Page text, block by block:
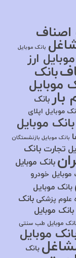
اصناف
بانک موبایل
ارز
بانک
موبایل
باربانک
موبایل اپلای
بانک موبایل
بانک موبایل بازنشستگان
تجارت بانک
بانک موبایل
موبایل خودرو
بانک موبایل
علوم پزشکی بانک
بانک موبایل
موبایل طب سنتی
موبایل
بانک